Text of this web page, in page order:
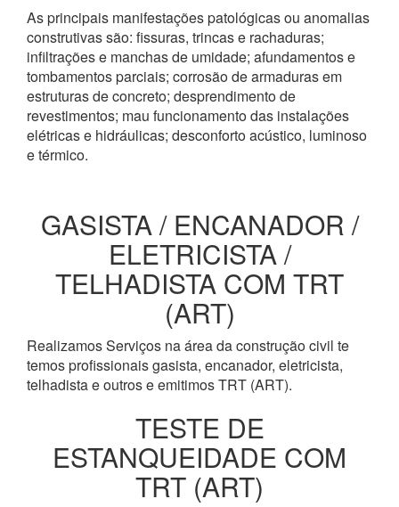
As principais manifestações patológicas ou anomalias
construtivas são: fissuras, trincas e rachaduras;
infiltrações e manchas de umidade; afundamentos e
tombamentos parciais; corrosão de armaduras em
estruturas de concreto; desprendimento de
revestimentos; mau funcionamento das instalações
elétricas e hidráulicas; desconforto acústico, luminoso
e térmico.
GASISTA / ENCANADOR /
ELETRICISTA /
TELHADISTA COM TRT
(ART)
Realizamos Serviços na área da construção civil te
temos profissionais gasista, encanador, eletricista,
telhadista e outros e emitimos TRT (ART).
TESTE DE
ESTANQUEIDADE COM
TRT (ART)